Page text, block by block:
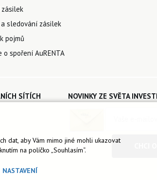
sledování zásilek
pojmů
o spoření AuRENTA
SÍTÍCH NOVINKY ZE SVĚTA
dat, aby Vám mimo jiné mohli ukazovat
na políčko „Souhlasím“.
NASTAVENÍ